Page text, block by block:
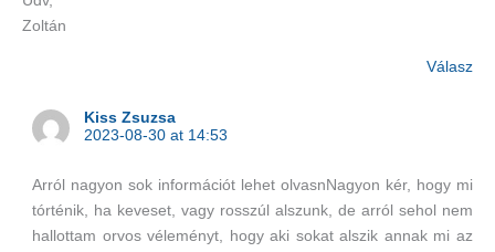
Zoltán
Válasz
Kiss Zsuzsa
2023-08-30 at 14:53
Arról nagyon sok információt lehet olvasnNagyon kér, hogy mi
tórténik, ha keveset, vagy rosszúl alszunk, de arról sehol nem
hallottam orvos véleményt, hogy aki sokat alszik annak mi az